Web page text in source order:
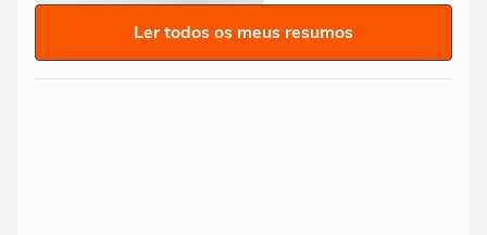
Ler todos os meus resumos